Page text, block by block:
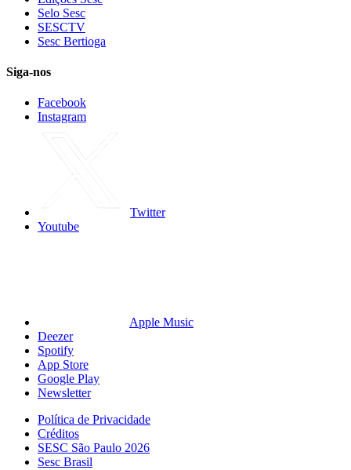
Selo Sesc
SESCTV
Sesc Bertioga
Siga-nos
Facebook
Instagram
Twitter
Youtube
Apple Music
Deezer
Spotify
App Store
Google Play
Newsletter
Política de Privacidade
Créditos
SESC São Paulo 2026
Sesc Brasil